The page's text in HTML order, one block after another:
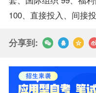
100、直接投入、间接
分享到: